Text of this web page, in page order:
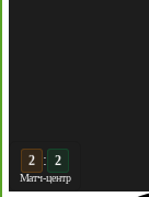
3 : 2
Матч-центр